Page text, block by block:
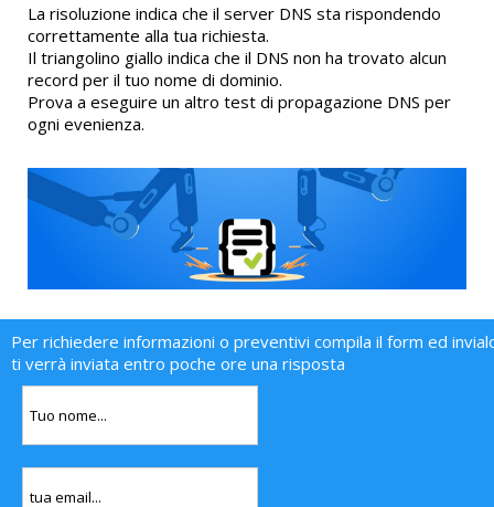
La risoluzione indica che il server DNS sta rispondendo
correttamente alla tua richiesta.
Il triangolino giallo indica che il DNS non ha trovato alcun
record per il tuo nome di dominio.
Prova a eseguire un altro test di propagazione DNS per
ogni evenienza.
Per richiedere informazioni o preventivi compila il form ed
ti verrà inviata entro poche ore una risposta